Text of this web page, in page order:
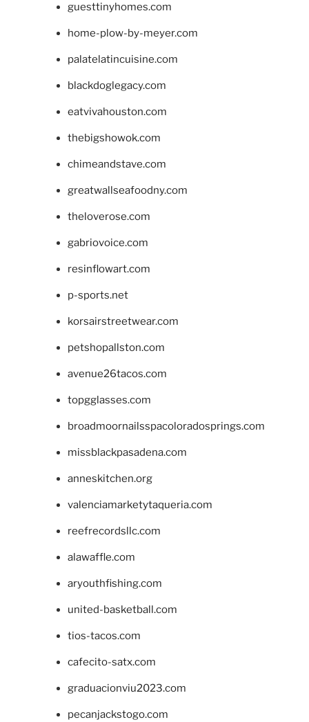
guesttinyhomes.com
home-plow-by-meyer.com
palatelatincuisine.com
blackdoglegacy.com
eatvivahouston.com
thebigshowok.com
chimeandstave.com
greatwallseafoodny.com
theloverose.com
gabriovoice.com
resinflowart.com
p-sports.net
korsairstreetwear.com
petshopallston.com
avenue26tacos.com
topgglasses.com
broadmoornailsspacoloradosprings.com
missblackpasadena.com
anneskitchen.org
valenciamarketytaqueria.com
reefrecordsllc.com
alawaffle.com
aryouthfishing.com
united-basketball.com
tios-tacos.com
cafecito-satx.com
graduacionviu2023.com
pecanjackstogo.com